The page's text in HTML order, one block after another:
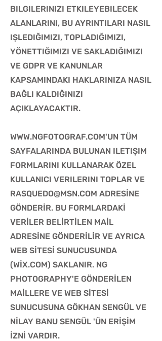
BILGILERINIZI ETKILEYEBILECEK
ALANLARINI, BU AYRINTILARI NASIL
IŞLEDIĞIMIZI, TOPLADIĞIMIZI,
YÖNETTIĞIMIZI VE SAKLADIĞIMIZI
VE GDPR VE KANUNLAR
KAPSAMINDAKI HAKLARINIZA NASIL
BAĞLI KALDIĞINIZI
AÇIKLAYACAKTIR.
WWW.NGFOTOGRAF.COM'UN TÜM
SAYFALARINDA BULUNAN ILETIŞIM
FORMLARINI KULLANARAK ÖZEL
KULLANICI VERILERINI TOPLAR VE
RASQUEDO@MSN.COM ADRESİNE
GÖNDERİR. BU FORMLARDAKİ
VERİLER BELİRTİLEN MAİL
ADRESİNE GÖNDERİLİR VE AYRICA
WEB SİTESİ SUNUCUSUNDA
(WİX.COM) SAKLANIR. NG
PHOTOGRAPHY'E GÖNDERİLEN
MAİLLERE VE WEB SİTESİ
SUNUCUSUNA GÖKHAN SENGÜL VE
NİLAY BANU SENGÜL 'ÜN ERİŞİM
İZNİ VARDIR.